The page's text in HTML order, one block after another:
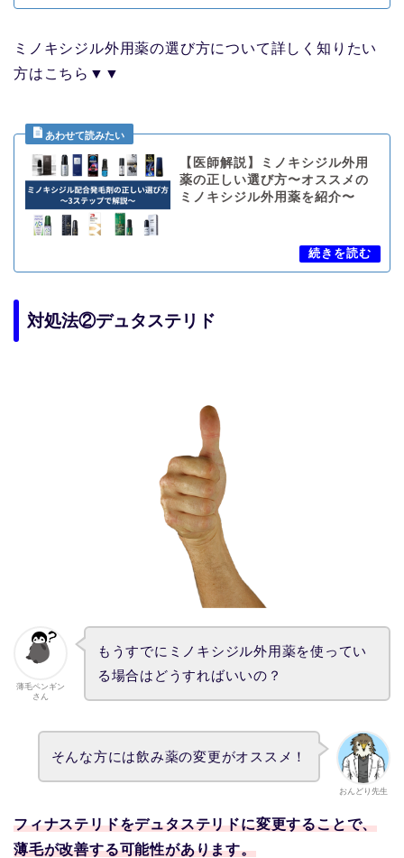
ミノキシジル外用薬の選び方について詳しく知りたい
方はこちら▼▼
【医師解説】ミノキシジル外用
薬の正しい選び方〜オススメの
ミノキシジル外用薬を紹介〜
対処法②デュタステリド
薄毛ペンギン
さん
もうすでにミノキシジル外用薬を使ってい
る場合はどうすればいいの？
おんどり先生
そんな方には飲み薬の変更がオススメ！
フィナステリドをデュタステリドに変更することで、
薄毛が改善する可能性があります。